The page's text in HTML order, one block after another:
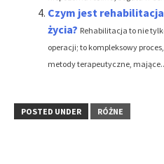
Czym jest
życia? Rehabilitacja to nie
operacji; to kompleksowy
metody terapeutyczne,
POSTED UNDER RÓŻNE